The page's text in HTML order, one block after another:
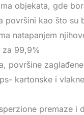
objekata, gde
površini kao što su
natapanjem
za 99,9%
površine
kartonske i
premaze i